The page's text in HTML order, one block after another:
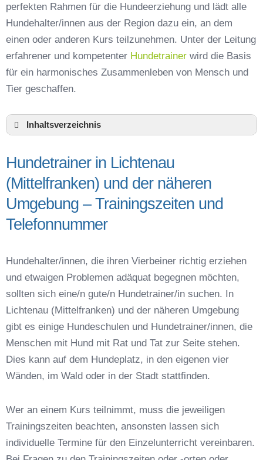
perfekten Rahmen für die Hundeerziehung und lädt alle
Hundehalter/innen aus der Region dazu ein, an dem
einen oder anderen Kurs teilzunehmen. Unter der Leitung
erfahrener und kompetenter Hundetrainer wird die Basis
für ein harmonisches Zusammenleben von Mensch und
Tier geschaffen.
Inhaltsverzeichnis
Umgebung
der näheren Umgebung – Trainingszeiten und
Telefonnummer
Das macht einen guten Hundetrainer aus
Hundeführerschein für die Region Ansbach –
Hundetrainer Ausbildung in Lichtenau
(Mittelfranken) oder online
Hundezubehör für das Training und
Hundespielzeug zur Beschäftigung
Preisvergleich der Hundeschulen in Lichtenau
(Mittelfranken)
Hundeschulen vs. Hundesportvereine in
Lichtenau (Mittelfranken)
So findet man den richtigen Hundetrainer in
Darum lohnt sich der Besuch einer
Hundetrainer in Lichtenau
(Mittelfranken) und der näheren
Umgebung – Trainingszeiten und
Telefonnummer
Hundehalter/innen, die ihren Vierbeiner richtig erziehen
und etwaigen Problemen adäquat begegnen möchten,
sollten sich eine/n gute/n Hundetrainer/in suchen. In
Lichtenau (Mittelfranken) und der näheren Umgebung
gibt es einige Hundeschulen und Hundetrainer/innen, die
Menschen mit Hund mit Rat und Tat zur Seite stehen.
Dies kann auf dem Hundeplatz, in den eigenen vier
Wänden, im Wald oder in der Stadt stattfinden.
Wer an einem Kurs teilnimmt, muss die jeweiligen
Trainingszeiten beachten, ansonsten lassen sich
individuelle Termine für den Einzelunterricht vereinbaren.